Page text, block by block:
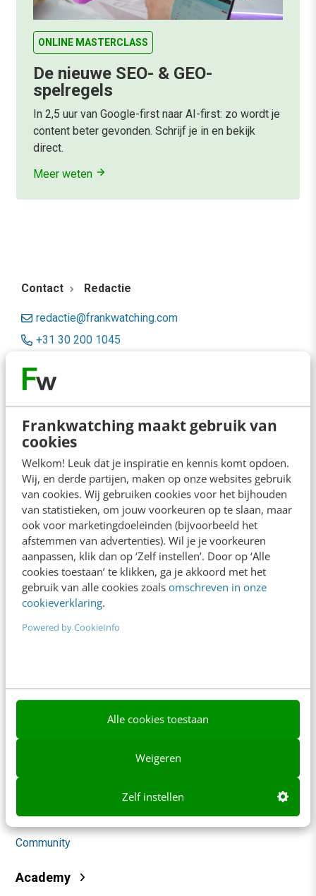
Frankwatching maakt gebruik van
cookies
Welkom! Leuk dat je inspiratie en kennis komt opdoen.
Wij, en derde partijen, maken op onze websites gebruik
van cookies. Wij gebruiken cookies voor het bijhouden
van statistieken, om jouw voorkeuren op te slaan, maar
ook voor marketingdoeleinden (bijvoorbeeld het
afstemmen van advertenties). Wil je je voorkeuren
aanpassen, klik dan op ‘Zelf instellen’. Door op ‘Alle
cookies toestaan’ te klikken, ga je akkoord met het
gebruik van alle cookies zoals omschreven in onze
cookieverklaring.
Powered by CookieInfo
Alle cookies toestaan
Weigeren
Zelf instellen
ONLINE MASTERCLASS
De nieuwe SEO- & GEO-
spelregels
In 2,5 uur van Google-first naar AI-first: zo wordt je
content beter gevonden. Schrijf je in en bekijk
direct.
Meer weten
Contact Redactie
redactie@frankwatching.com
+31 30 200 1045
Meer contactopties
Frankwatching
Adverteren
Contact
Nieuwsbrieven
Over ons
Ons team
Werken bij
Klantcontact & CX
Themanieuwsbrieven
Community
Academy